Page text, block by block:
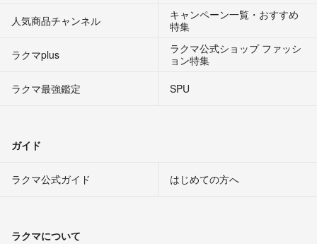
人気商品チャンネル
キャンペーン一覧・おすすめ
特集
ラクマplus
ラクマ公式ショップ ファッシ
ョン特集
ラクマ最強鑑定
SPU
ガイド
ラクマ公式ガイド はじめての方へ
ラクマについて